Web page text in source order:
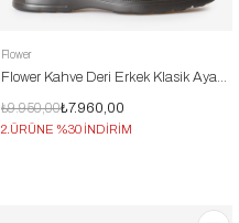
Flower
Flower Kahve Deri Erkek Klasik Ayakkabı
₺7.960,00
₺9.950,00
2.ÜRÜNE %30 İNDİRİM